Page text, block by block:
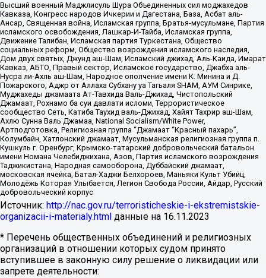
Высший военный Маджлисуль Шура Объединенных сил моджахедов
Кавказа, Конгресс народов Ичкерии и Дагестана, База, Асбат аль-
Ансар, Священная война, Исламская группа, Братья-мусульмане, Партия
исламского освобождения, Лашкар-И-Тайба, Исламская группа,
Движение Талибан, Исламская партия Туркестана, Общество
социальных реформ, Общество возрождения исламского наследия,
Дом двух святых, Джунд аш-Шам, Исламский джихад, Аль-Каида, Имарат
Кавказ, АБТО, Правый сектор, Исламское государство, Джабха аль-
Нусра ли-Ахль аш-Шам, Народное ополчение имени К. Минина и Д.
Пожарского, Аджр от Аллаха Субхану уа Тагьаля SHAM, АУМ Синрике,
Муджахеды джамаата Ат-Тавхида Валь-Джихад, Чистопольский
Джамаат, Рохнамо ба суи давлати исломи, Террористическое
сообщество Сеть, Катиба Таухид валь-Джихад, Хайят Тахрир аш-Шам,
Ахлю Сунна Валь Джамаа, National Socialism/White Power,
Артподготовка, Религиозная группа “Джамаат “Красный пахарь”,
Колумбайн, Хатлонский джамаат, Мусульманская религиозная группа п.
Кушкуль г. Оренбург, Крымско-татарский добровольческий батальон
имени Номана Челебиджихана, Азов, Партия исламского возрождения
Таджикистана, Народная самооборона, Дуббайский джамаат,
московская ячейка, Батал-Хаджи Белхороев, Маньяки Культ Убийц,
Молодёжь Которая Улыбается, Легион Свобода России, Айдар, Русский
добровольческий корпус
Источник: http://nac.gov.ru/terroristicheskie-i-ekstremistskie-
organizacii-i-materialy.html данные на 16.11.2023
* Перечень общественных объединений и религиозных
организаций в отношении которых судом принято
вступившее в законную силу решение о ликвидации или
запрете деятельности: